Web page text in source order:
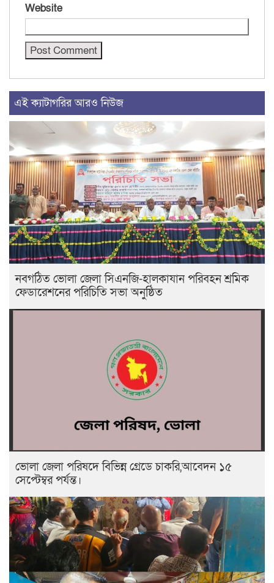
Website
এই ক্যাটাগরির আরও নিউজ
নবগঠিত ভোলা জেলা সিএনজি-হালকাযান পরিবহন শ্রমিক
ফেডারেশনের পরিচিতি সভা অনুষ্ঠিত
ভোলা জেলা পরিষদে বিভিন্ন গ্রেডে চাকরি,আবেদন ১৫
সেপ্টেম্বর পর্যন্ত।